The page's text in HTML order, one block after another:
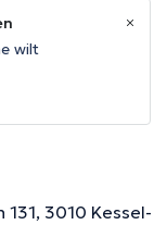
wilt
3010 Kessel-